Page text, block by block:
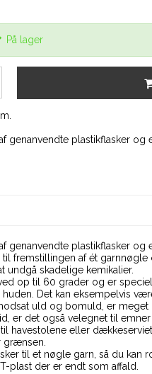
På lager
genanvendte plastikflasker og
genanvendte plastikflasker og
til fremstillingen af ét
undgå skadelige kemikalier.
op til 60 grader og er
Det kan eksempelvis
uld og bomuld, er
er det også velegnet til
havestolene eller
grænsen.
til et nøgle garn, så du kan
plast der er endt som affald.